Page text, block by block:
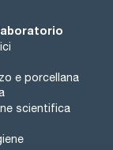
e porcellana
scientifica